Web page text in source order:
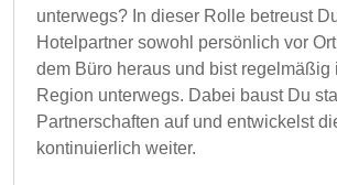
unterwegs? In dieser Rolle betreust
Hotelpartner sowohl persönlich vor
dem Büro heraus und bist regelmäßig
Region unterwegs. Dabei baust Du
Partnerschaften auf und entwickelst
kontinuierlich weiter.